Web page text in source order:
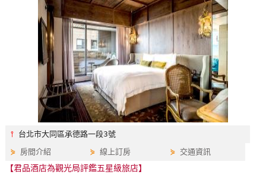
紅
你
玩
⫯ 台北市大同區承德路一段3號
⋟ 房間介紹 ⋟線上訂房 ⋟ 交通資訊
【君品酒店為觀光局評鑑五星級旅店】